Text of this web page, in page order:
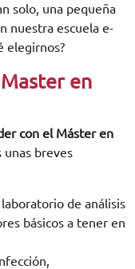
solo, una pequeña
nuestra escuela e-
elegirnos?
en
con el Máster en
unas breves
de análisis
básicos a tener en